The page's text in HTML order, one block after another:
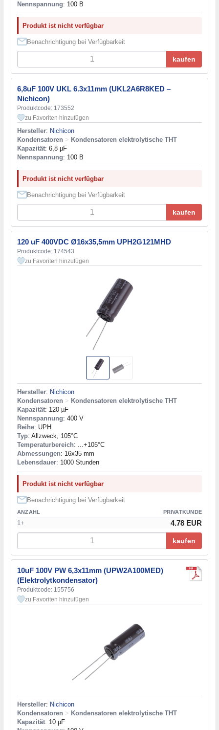
Nennspannung: 100 В
Produkt ist nicht verfügbar
Benachrichtigung bei Verfügbarkeit
kaufen
6,8uF 100V UKL 6.3x11mm (UKL2A6R8KED –
Nichicon)
Produktcode: 173552
zu Favoriten hinzufügen
Hersteller: Nichicon
Kondensatoren > Kondensatoren elektrolytische THT
Kapazität: 6,8 µF
Nennspannung: 100 В
Produkt ist nicht verfügbar
Benachrichtigung bei Verfügbarkeit
kaufen
120 uF 400VDC Ø16x35,5mm UPH2G121MHD
Produktcode: 174543
zu Favoriten hinzufügen
Hersteller: Nichicon
Kondensatoren > Kondensatoren elektrolytische THT
Kapazität: 120 µF
Nennspannung: 400 V
Reihe: UPH
Typ: Allzweck, 105°C
Temperaturbereich: ...+105°C
Abmessungen: 16x35 mm
Lebensdauer: 1000 Stunden
Produkt ist nicht verfügbar
Benachrichtigung bei Verfügbarkeit
ANZAHL PRIVATKUNDE
1+ 4.78 EUR
kaufen
10uF 100V PW 6,3x11mm (UPW2A100MED)
(Elektrolytkondensator)
Produktcode: 155756
zu Favoriten hinzufügen
Hersteller: Nichicon
Kondensatoren > Kondensatoren elektrolytische THT
Kapazität: 10 µF